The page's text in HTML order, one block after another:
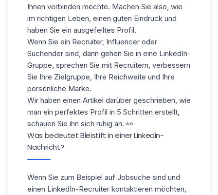
Ihnen verbinden möchte. Machen Sie also, wie
im richtigen Leben, einen guten Eindruck und
haben Sie ein ausgefeiltes Profil.
Wenn Sie ein Recruiter, Influencer oder
Suchender sind, dann gehen Sie in eine LinkedIn-
Gruppe, sprechen Sie mit Recruitern, verbessern
Sie Ihre Zielgruppe, Ihre Reichweite und Ihre
persönliche Marke.
Wir haben einen Artikel darüber geschrieben, wie
man ein perfektes Profil in 5 Schritten erstellt
schauen Sie ihn sich ruhig an. 👀
Was bedeutet Bleistift in einer Linkedin-
Nachricht?
Wenn Sie zum Beispiel auf Jobsuche sind und
einen LinkedIn-Recruiter kontaktieren möchten,